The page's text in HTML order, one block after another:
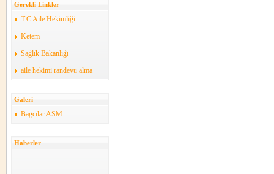
Gerekli Linkler
T.C Aile Hekimliği
Ketem
Sağlık Bakanlığı
aile hekimi randevu alma
Galeri
Bagcılar ASM
Haberler